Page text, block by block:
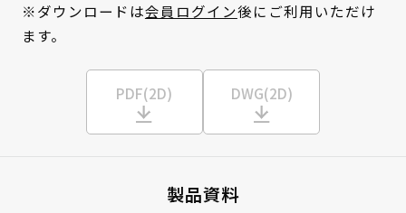
※ダウンロードは会員ログイン後にご利用いただけ
ます。
PDF(2D) DWG(2D)
製品資料